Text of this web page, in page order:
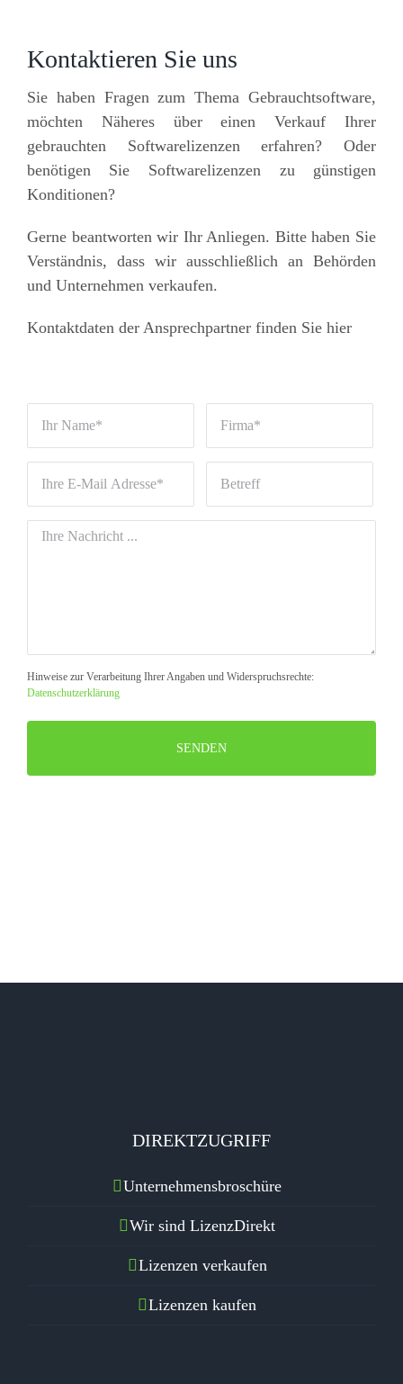
Kontaktieren Sie uns
Sie haben Fragen zum Thema Gebrauchtsoftware,
möchten Näheres über einen Verkauf Ihrer
gebrauchten Softwarelizenzen erfahren? Oder
benötigen Sie Softwarelizenzen zu günstigen
Konditionen?
Gerne beantworten wir Ihr Anliegen. Bitte haben Sie
Verständnis, dass wir ausschließlich an Behörden
und Unternehmen verkaufen.
Kontaktdaten der Ansprechpartner finden Sie hier
Hinweise zur Verarbeitung Ihrer Angaben und Widerspruchsrechte:
Datenschutzerklärung
dieses
DIREKTZUGRIFF
Unternehmensbroschüre
Wir sind LizenzDirekt
Lizenzen verkaufen
Lizenzen kaufen